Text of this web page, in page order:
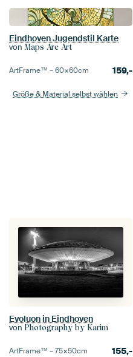
Eindhoven Jugendstil Karte
von Maps Are Art
ArtFrame™ –60×60cm 159,-
Größe & Material selbst wählen
Evoluon in Eindhoven
von Photography by Karim
ArtFrame™ –75×50cm 155,-